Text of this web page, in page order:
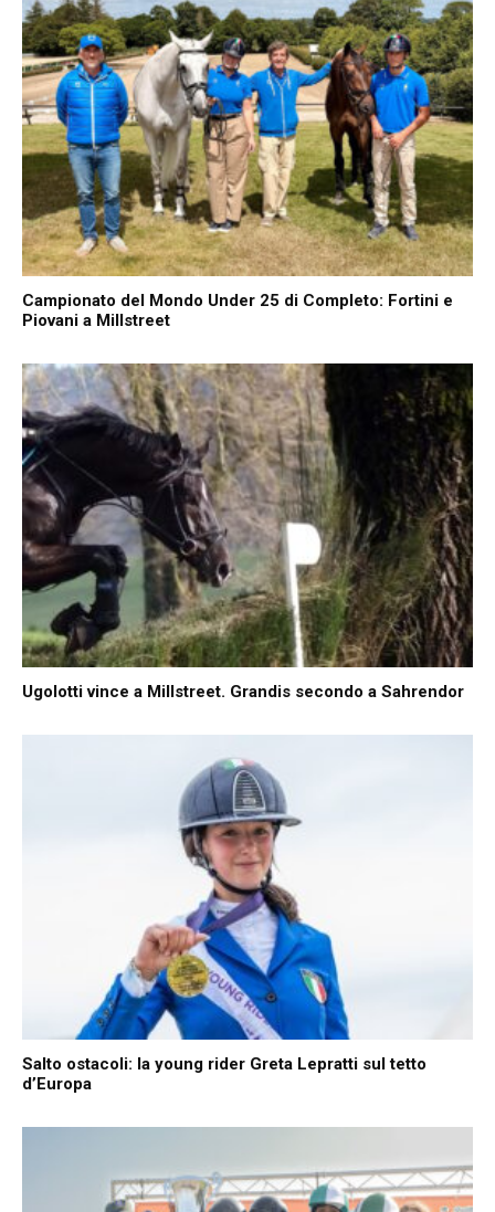
Campionato del Mondo Under 25 di Completo: Fortini e
Piovani a Millstreet
Ugolotti vince a Millstreet. Grandis secondo a Sahrendor
Salto ostacoli: la young rider Greta Lepratti sul tetto
d’Europa